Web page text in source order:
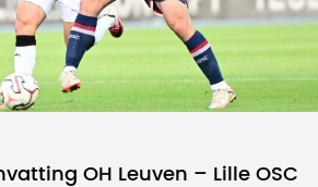
OH Leuven – Lille OSC